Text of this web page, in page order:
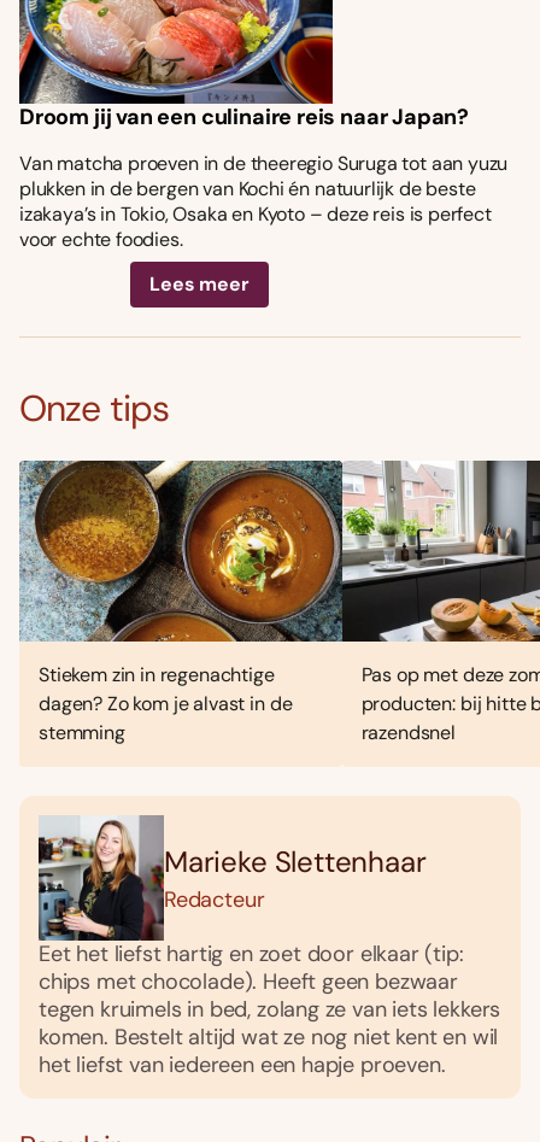
Droom jij van een culinaire reis naar Japan?
Van matcha proeven in de theeregio Suruga tot aan yuzu
plukken in de bergen van Kochi én natuurlijk de beste
izakaya’s in Tokio, Osaka en Kyoto – deze reis is perfect
voor echte foodies.
Lees meer
Onze tips
Stiekem zin in regenachtige
dagen? Zo kom je alvast in de
stemming
Pas op met deze
producten: bij hitte
razendsnel
Marieke Slettenhaar
Redacteur
Eet het liefst hartig en zoet door elkaar (tip:
chips met chocolade). Heeft geen bezwaar
tegen kruimels in bed, zolang ze van iets lekkers
komen. Bestelt altijd wat ze nog niet kent en wil
het liefst van iedereen een hapje proeven.